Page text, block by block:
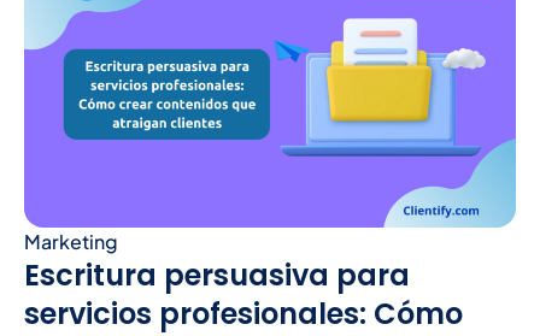
Marketing
Escritura persuasiva para
servicios profesionales: Cómo